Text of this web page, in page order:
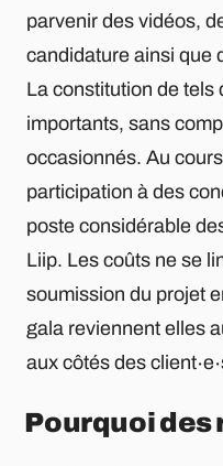
parvenir des vidéos,
candidature ainsi que
La constitution de tels
importants, sans
occasionnés. Au
participation à des
poste considérable
Liip. Les coûts ne se
soumission du projet
gala reviennent elles
aux côtés des
Pourquoi des